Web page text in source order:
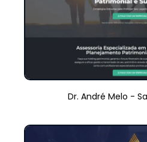
Dr. André Melo -